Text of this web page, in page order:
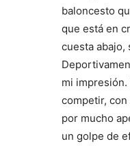
baloncesto
que está en
cuesta abajo,
mi
competir, con
por mucho
un golpe de